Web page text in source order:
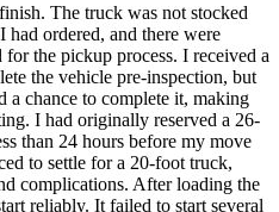
The truck was not stocked
ordered, and there were
the pickup process. I received a
the vehicle pre-inspection, but
a chance to complete it, making
I had originally reserved a 26-
than 24 hours before my move
to settle for a 20-foot truck,
complications. After loading the
reliably. It failed to start several